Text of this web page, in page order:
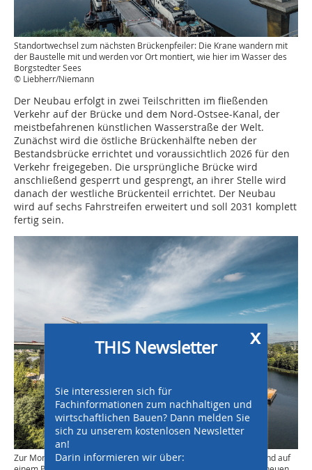
Standortwechsel zum nächsten Brückenpfeiler: Die Krane wandern mit
der Baustelle mit und werden vor Ort montiert, wie hier im Wasser des
Borgstedter Sees
© Liebherr/Niemann
Der Neubau erfolgt in zwei Teilschritten im fließenden
Verkehr auf der Brücke und dem Nord-Ostsee-Kanal, der
meistbefahrenen künstlichen Wasserstraße der Welt.
Zunächst wird die östliche Brückenhälfte neben der
Bestandsbrücke errichtet und voraussichtlich 2026 für den
Verkehr freigegeben. Die ursprüngliche Brücke wird
anschließend gesperrt und gesprengt, an ihrer Stelle wird
danach der westliche Brückenteil errichtet. Der Neubau
wird auf sechs Fahrstreifen erweitert und soll 2031 komplett
fertig sein.
Zur Montage kommt ein Raupenkran zum Einsatz, der schwimmend auf
x
THIS Newsletter
Sie interessieren sich für
Fachinformationen zum nachhaltigen und
wirtschaftlichen Bauen? Dann melden Sie
sich zu unserem kostenlosen Newsletter
an!
Darin informieren wir über: